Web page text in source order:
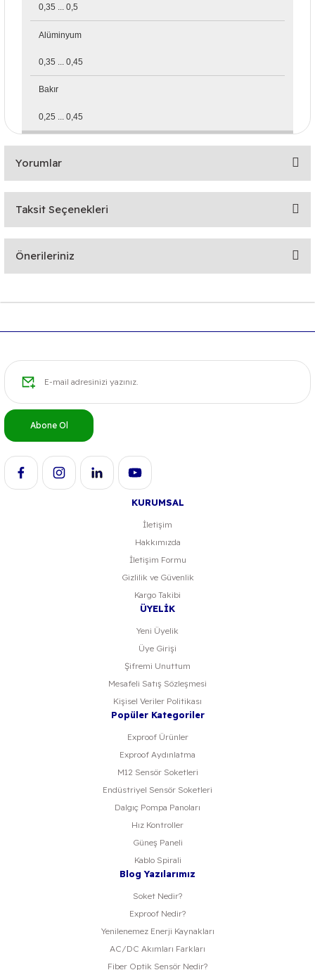
0,35 ... 0,5
Alüminyum
0,35 ... 0,45
Bakır
0,25 ... 0,45
Yorumlar
Bu ürüne ilk yorumu siz yapın!
Taksit Seçenekleri
Önerileriniz
Ürün bilgilerinde hatalar bulunuyor.
Ürün fiyatı diğer sitelerden daha pahalı.
Gönder
Abone Ol
KURUMSAL
İletişim
Hakkımızda
İletişim Formu
Gizlilik ve Güvenlik
Kargo Takibi
ÜYELİK
Yeni Üyelik
Üye Girişi
Şifremi Unuttum
Mesafeli Satış Sözleşmesi
Kişisel Veriler Politikası
Popüler Kategoriler
Exproof Ürünler
Exproof Aydınlatma
M12 Sensör Soketleri
Endüstriyel Sensör Soketleri
Dalgıç Pompa Panoları
Hız Kontroller
Güneş Paneli
Kablo Spirali
Blog Yazılarımız
Soket Nedir?
Exproof Nedir?
Yenilenemez Enerji Kaynakları
AC/DC Akımları Farkları
Fiber Optik Sensör Nedir?